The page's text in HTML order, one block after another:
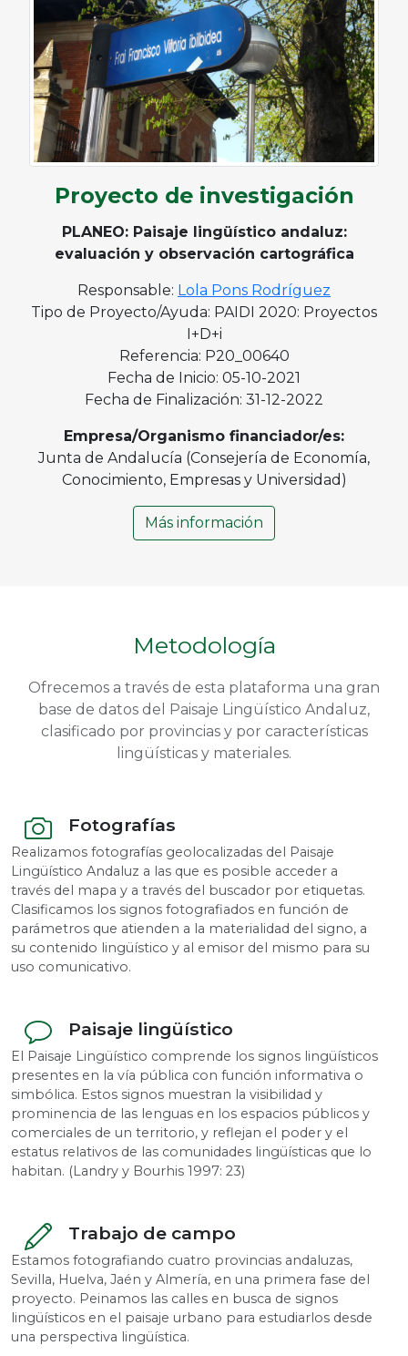
Proyecto de investigación
PLANEO: Paisaje lingüístico andaluz:
evaluación y observación cartográfica
Responsable: Lola Pons Rodríguez
Tipo de Proyecto/Ayuda: PAIDI 2020: Proyectos
I+D+i
Referencia: P20_00640
Fecha de Inicio: 05-10-2021
Fecha de Finalización: 31-12-2022
Empresa/Organismo financiador/es:
Junta de Andalucía (Consejería de Economía,
Conocimiento, Empresas y Universidad)
Más información
Metodología
Ofrecemos a través de esta plataforma una gran
base de datos del Paisaje Lingüístico Andaluz,
clasificado por provincias y por características
lingüísticas y materiales.
Fotografías
Realizamos fotografías geolocalizadas del Paisaje
Lingüístico Andaluz a las que es posible acceder a
través del mapa y a través del buscador por etiquetas.
Clasificamos los signos fotografiados en función de
parámetros que atienden a la materialidad del signo, a
su contenido lingüístico y al emisor del mismo para su
uso comunicativo.
Paisaje lingüístico
El Paisaje Lingüístico comprende los signos lingüísticos
presentes en la vía pública con función informativa o
simbólica. Estos signos muestran la visibilidad y
prominencia de las lenguas en los espacios públicos y
comerciales de un territorio, y reflejan el poder y el
estatus relativos de las comunidades lingüísticas que lo
habitan. (Landry y Bourhis 1997: 23)
Trabajo de campo
Estamos fotografiando cuatro provincias andaluzas,
Sevilla, Huelva, Jaén y Almería, en una primera fase del
proyecto. Peinamos las calles en busca de signos
lingüísticos en el paisaje urbano para estudiarlos desde
una perspectiva lingüística.